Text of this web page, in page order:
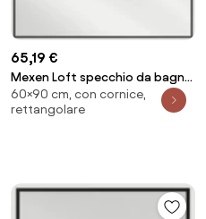
65,19 €
Mexen Loft specchio da bagno
rettangolare 90 x 60 cm,
cornice nera - 9852-090-060-
60×90 cm, con cornice,
rettangolare